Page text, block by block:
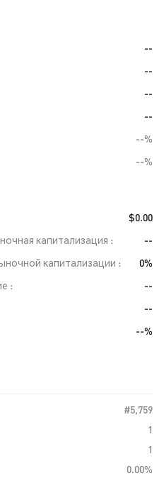
--
--
--
--
--%
--%
$0.00
капитализация
--
капитализации
0%
--
--
--%
#5,759
1
1
0.00%